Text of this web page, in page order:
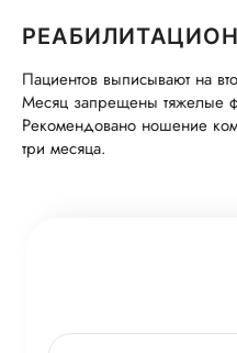
Пациентов выписывают на
Месяц запрещены тяжелые
Рекомендовано ношение
три месяца.